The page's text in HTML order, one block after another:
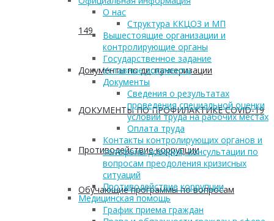
149
Документы по диспансеризации
ДОКУМЕНТЫ ПО ПРОФИЛАКТИКЕ COVID-19
Противодействие коррупции
Обучающие программы по вопросам
О нас
Структура ККЦОЗ и МП
Вышестоящие организации и
контролирующие органы
Государственное задание
Уставные документы
Документы
Сведения о результатах
проведения специальной оценки
условий труда на рабочих местах
Оплата труда
Контакты контролирующих органов и
телефоны доверия, консультации по
вопросам преодоления кризисных
ситуаций
Противодействие коррупции
Медицинская помощь
График приема граждан